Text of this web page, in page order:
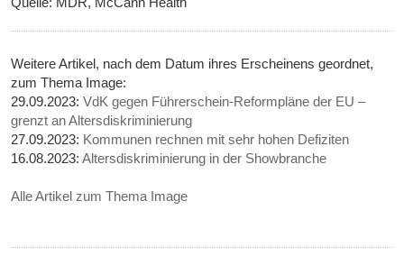
Weitere Artikel, nach dem Datum ihres Erscheinens geordnet,
zum Thema Image:
29.09.2023:VdK gegen Führerschein-Reformpläne der EU –
grenzt an Altersdiskriminierung
27.09.2023: Kommunen rechnen mit sehr hohen Defiziten
16.08.2023:Altersdiskriminierung in der Showbranche
Alle Artikel zum Thema Image